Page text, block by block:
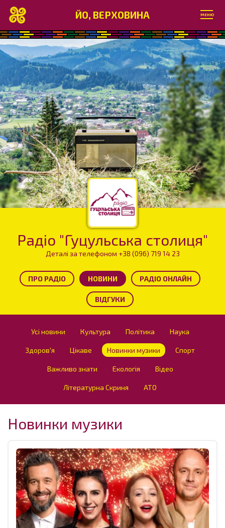
ЙО, ВЕРХОВИНА МЕНЮ
Радіо "Гуцульська столиця"
Деталі за телефоном +38 (096) 719 14 23
ПРО РАДІО НОВИНИ РАДІО ОНЛАЙН
ВІДГУКИ
Усі новини Культура Політика Наука
Здоров'я Цікаве Новинки музики Спорт
Важливо знати Екологія Відео
Літературна Скриня АТО
Новинки музики